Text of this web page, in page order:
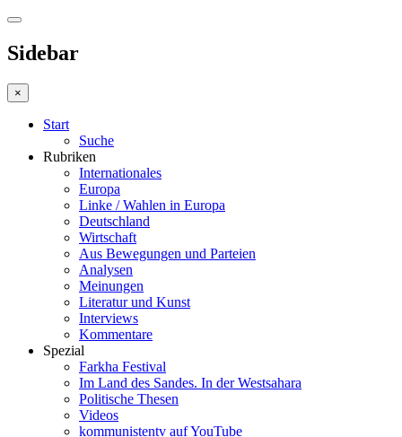
Sidebar
×
Start
Suche
Rubriken
Internationales
Europa
Linke / Wahlen in Europa
Deutschland
Wirtschaft
Aus Bewegungen und Parteien
Analysen
Meinungen
Literatur und Kunst
Interviews
Kommentare
Spezial
Farkha Festival
Im Land des Sandes. In der Westsahara
Politische Thesen
Videos
kommunistentv auf YouTube